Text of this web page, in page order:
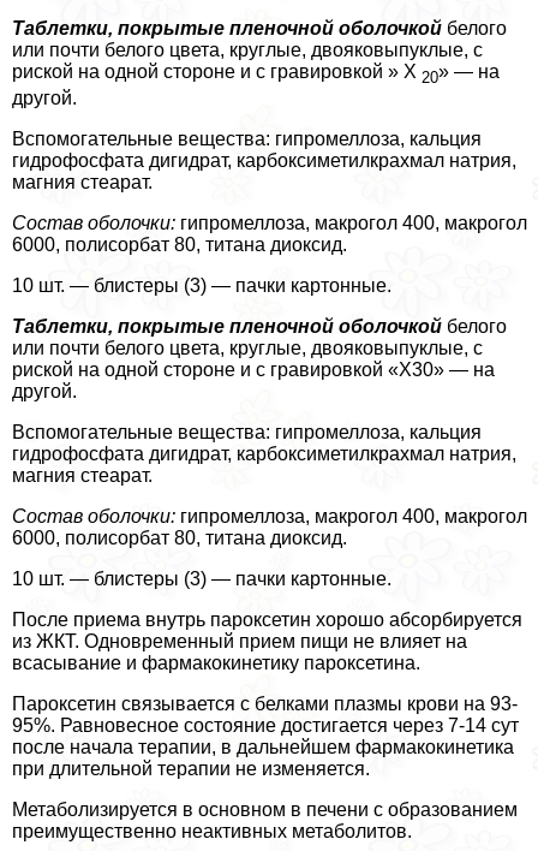
Таблетки, покрытые пленочной оболочкой белого
или почти белого цвета, круглые, двояковыпуклые, с
риской на одной стороне и с гравировкой » Х 20» — на
другой.
Вспомогательные вещества: гипромеллоза, кальция
гидрофосфата дигидрат, карбоксиметилкрахмал натрия,
магния стеарат.
Состав оболочки: гипромеллоза, макрогол 400, макрогол
6000, полисорбат 80, титана диоксид.
10 шт. — блистеры (3) — пачки картонные.
Таблетки, покрытые пленочной оболочкой белого
или почти белого цвета, круглые, двояковыпуклые, с
риской на одной стороне и с гравировкой «Х30» — на
другой.
Вспомогательные вещества: гипромеллоза, кальция
гидрофосфата дигидрат, карбоксиметилкрахмал натрия,
магния стеарат.
Состав оболочки: гипромеллоза, макрогол 400, макрогол
6000, полисорбат 80, титана диоксид.
10 шт. — блистеры (3) — пачки картонные.
После приема внутрь пароксетин хорошо абсорбируется
из ЖКТ. Одновременный прием пищи не влияет на
всасывание и фармакокинетику пароксетина.
Пароксетин связывается с белками плазмы крови на 93-
95%. Равновесное состояние достигается через 7-14 сут
после начала терапии, в дальнейшем фармакокинетика
при длительной терапии не изменяется.
Метаболизируется в основном в печени с образованием
преимущественно неактивных метаболитов.